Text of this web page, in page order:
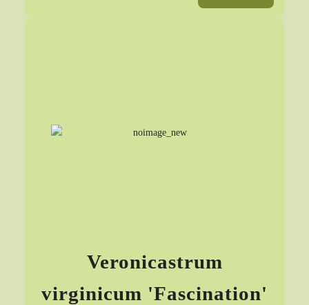
Veronicastrum
virginicum 'Fascination'